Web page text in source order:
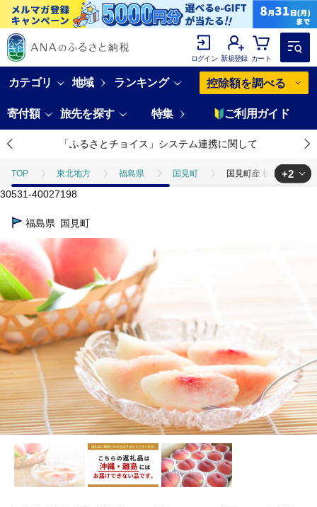
ログイン 新規登録 カート
カテゴリ 地域 ランキング 控除額を調べる
寄付額 旅先を探す 特集 ご利用ガイド
「ふるさとチョイス」システム連携に関して
TOP 東北地方 福島県 国見町 国見町産 桃 特秀 3kg
TOP フルーツ
TOP フルーツ
+2
30531-40027198
福島県 国見町